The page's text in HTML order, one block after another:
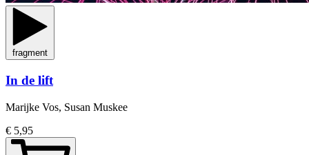
fragment
In de lift
Marijke Vos, Susan Muskee
€ 5,95